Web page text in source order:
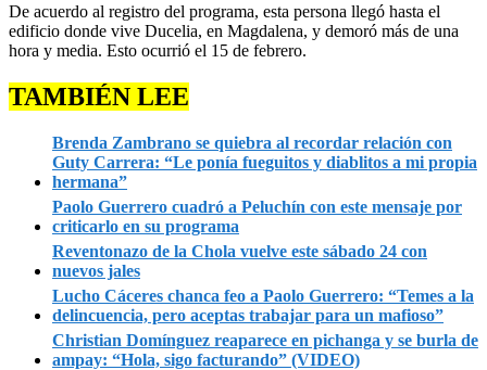
De acuerdo al registro del programa, esta persona llegó hasta el
edificio donde vive Ducelia, en Magdalena, y demoró más de una
hora y media. Esto ocurrió el 15 de febrero.
TAMBIÉN LEE
Brenda Zambrano se quiebra al recordar relación con
Guty Carrera: “Le ponía fueguitos y diablitos a mi propia
hermana”
Paolo Guerrero cuadró a Peluchín con este mensaje por
criticarlo en su programa
Reventonazo de la Chola vuelve este sábado 24 con
nuevos jales
Lucho Cáceres chanca feo a Paolo Guerrero: “Temes a la
delincuencia, pero aceptas trabajar para un mafioso”
Christian Domínguez reaparece en pichanga y se burla de
ampay: “Hola, sigo facturando” (VIDEO)